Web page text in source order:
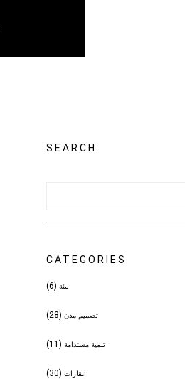
SEARCH
CATEGORIES
بيئة (6)
تصميم مدن (28)
تنمية مستدامة (11)
عقارات (30)